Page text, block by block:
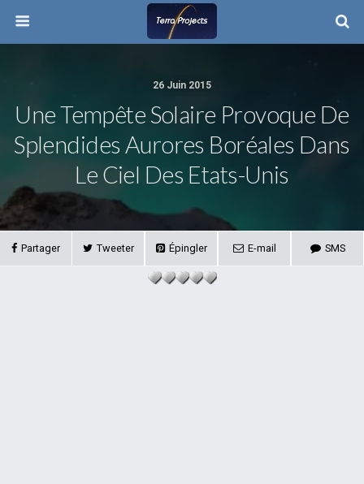
26 Juin 2015
Une Tempête Solaire Provoque De
Splendides Aurores Boréales Dans
Le Ciel Des Etats-Unis
Partager Tweeter Épingler E-mail SMS